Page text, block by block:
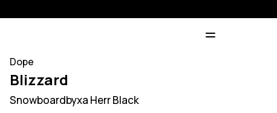
Dope
Blizzard
Snowboardbyxa Herr Black